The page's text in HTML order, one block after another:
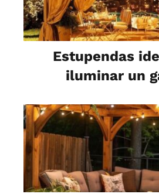
Estupendas
iluminar un